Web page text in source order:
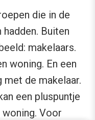
die in de
Buiten
makelaars.
woning. En een
de makelaar.
een pluspuntje
Voor